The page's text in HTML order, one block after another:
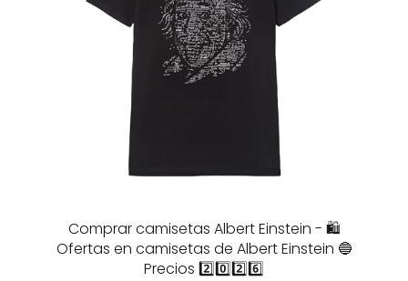
Comprar camisetas Albert Einstein - 🛍️
Ofertas en camisetas de Albert Einstein 🔵
Precios 2️⃣0️⃣2️⃣6️⃣